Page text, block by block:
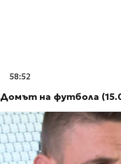
58:52
Домът на футбола